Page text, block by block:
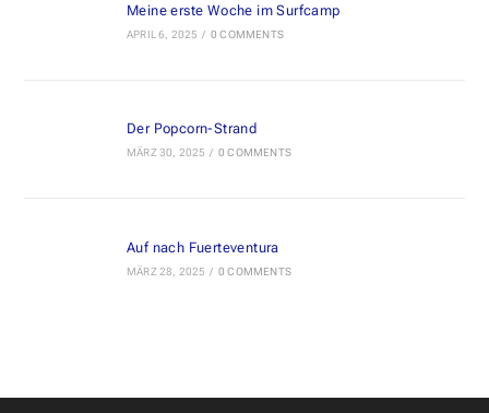
Meine erste Woche im Surfcamp
APRIL 6, 2025 / 0 COMMENTS
Der Popcorn-Strand
MÄRZ 30, 2025 / 0 COMMENTS
Auf nach Fuerteventura
MÄRZ 28, 2025 / 0 COMMENTS